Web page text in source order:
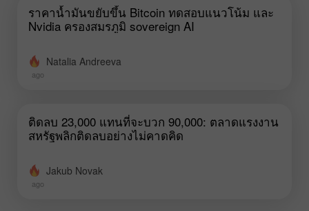
ราคาน้ำมันขยับขึ้น Bitcoin ทดสอบแนวโน้ม และ
Nvidia ครองสมรภูมิ sovereign AI
Natalia Andreeva
ago
ติดลบ 23,000 แทนที่จะบวก 90,000: ตลาดแรงงาน
สหรัฐพลิกติดลบอย่างไม่คาดคิด
Jakub Novak
ago